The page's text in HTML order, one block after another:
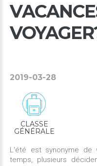
2019-03-28
CLASSE
GÉNÉRALE
L'été est synonyme de
temps, plusieurs